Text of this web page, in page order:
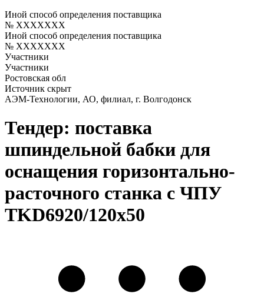
Иной способ определения поставщика
№ XXXXXXX
Иной способ определения поставщика
№ XXXXXXX
Участники
Участники
Ростовская обл
Источник скрыт
АЭМ-Технологии, АО, филиал, г. Волгодонск
Тендер: поставка
шпиндельной бабки для
оснащения горизонтально-
расточного станка с ЧПУ
TKD6920/120x50